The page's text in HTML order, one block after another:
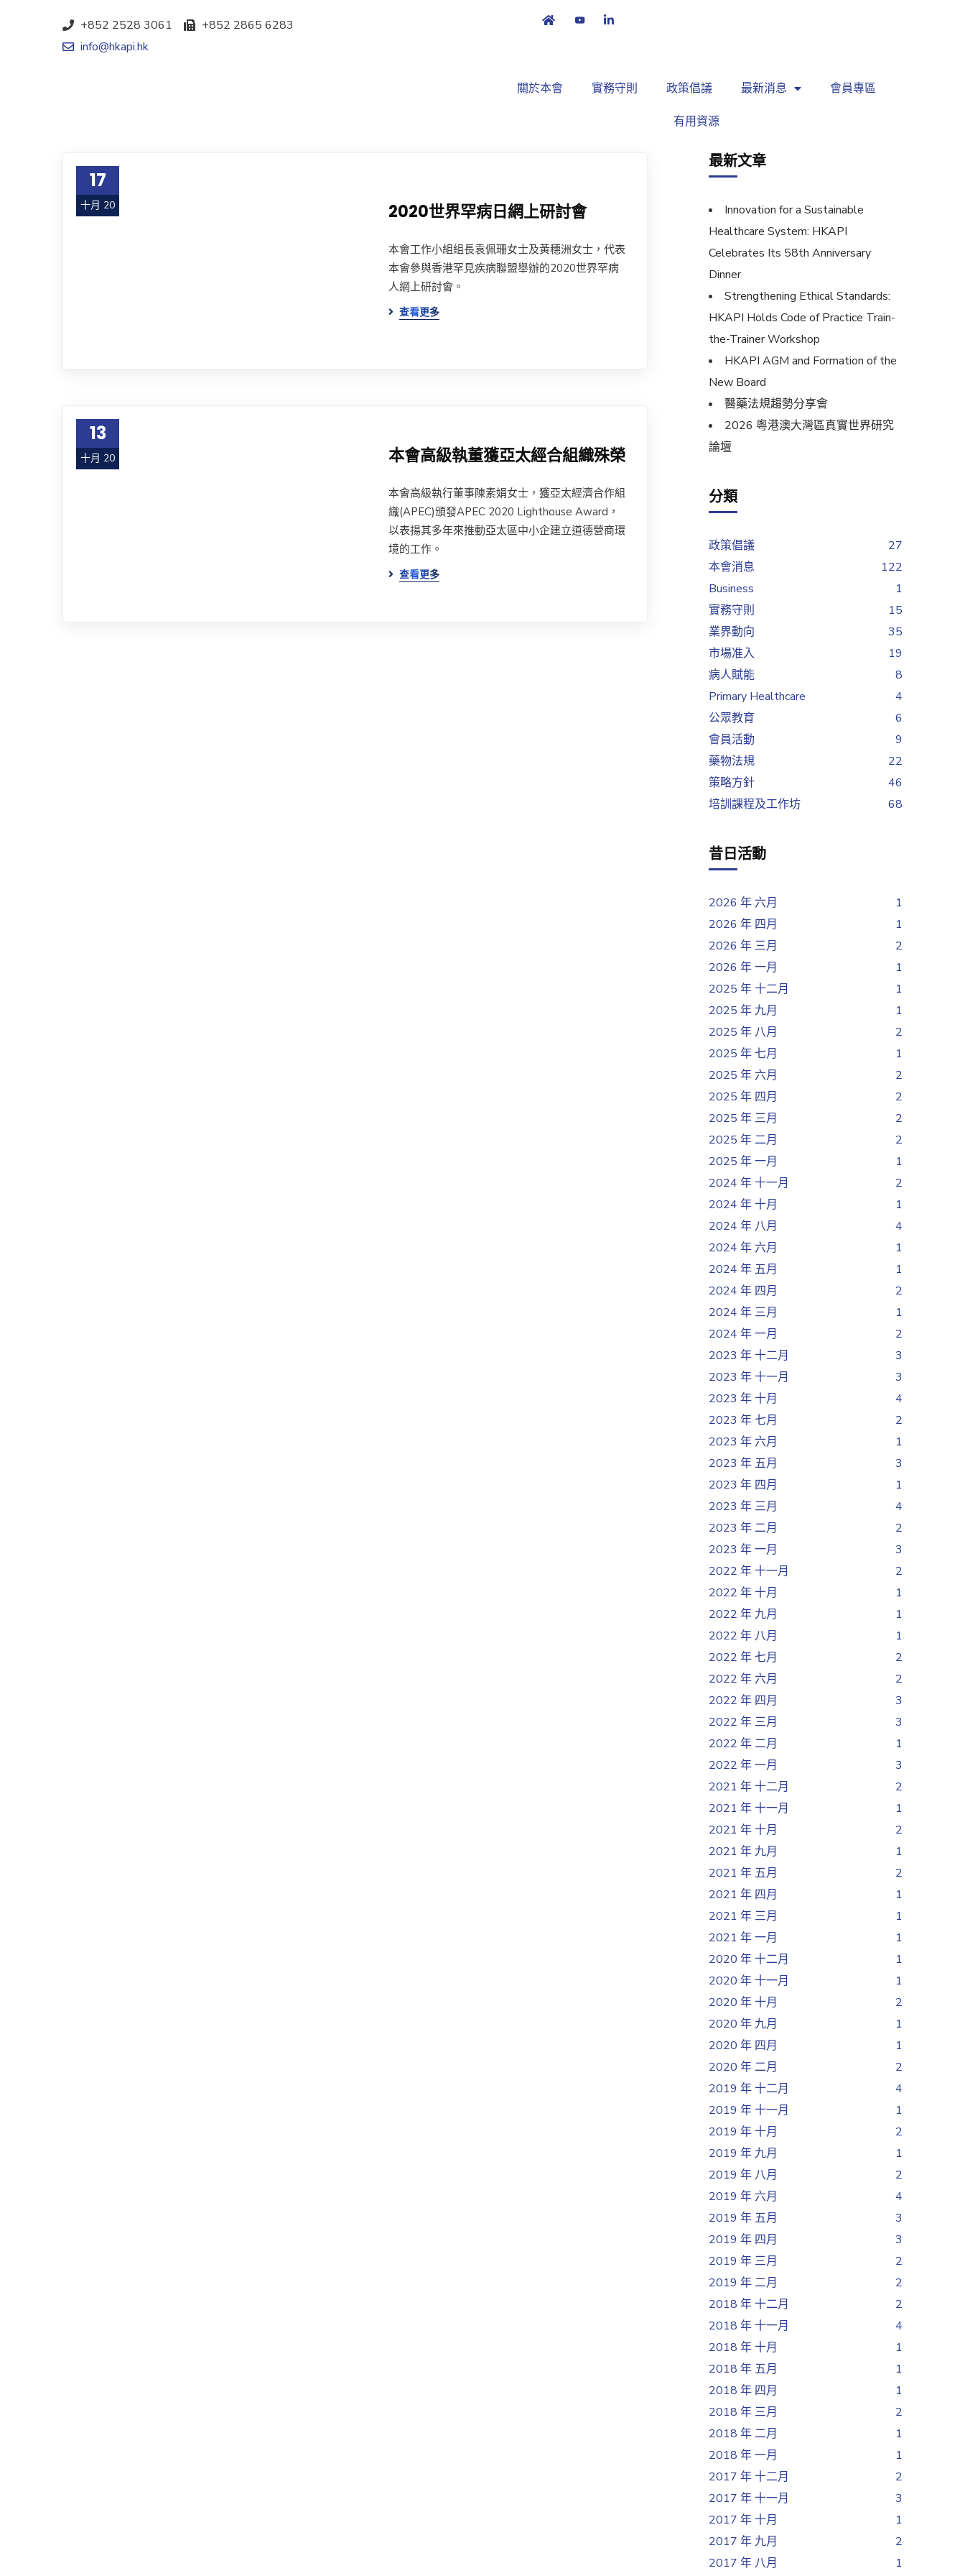
+852 2528 3061
+852 2865 6283
info@hkapi.hk
關於本會 實務守則 政策倡議 最新消息 會員專區
有用資源
17
十月 20 2020世界罕病日網上研討會
本會工作小組組長袁佩珊女士及黃穗洲女士，代表
本會參與香港罕見疾病聯盟舉辦的2020世界罕病
人網上研討會。
查看更多
13
十月 20 本會高級執董獲亞太經合組織殊榮
本會高級執行董事陳素娟女士，獲亞太經濟合作組
織(APEC)頒發APEC 2020 Lighthouse Award，
以表揚其多年來推動亞太區中小企建立道德營商環
境的工作。
查看更多
最新文章
Innovation for a Sustainable
Healthcare System: HKAPI
Celebrates Its 58th Anniversary
Dinner
Strengthening Ethical Standards:
HKAPI Holds Code of Practice Train-
the-Trainer Workshop
HKAPI AGM and Formation of the
New Board
醫藥法規趨勢分享會
2026 粵港澳大灣區真實世界研究
論壇
分類
政策倡議
27
本會消息
122
Business
1
實務守則
15
業界動向
35
市場准入
19
病人賦能
8
Primary Healthcare
4
公眾教育
6
會員活動
9
藥物法規
22
策略方針
46
培訓課程及工作坊
68
昔日活動
2026 年 六月
1
2026 年 四月
1
2026 年 三月
2
2026 年 一月
1
2025 年 十二月
1
2025 年 九月
1
2025 年 八月
2
2025 年 七月
1
2025 年 六月
2
2025 年 四月
2
2025 年 三月
2
2025 年 二月
2
2025 年 一月
1
2024 年 十一月
2
2024 年 十月
1
2024 年 八月
4
2024 年 六月
1
2024 年 五月
1
2024 年 四月
2
2024 年 三月
1
2024 年 一月
2
2023 年 十二月
3
2023 年 十一月
3
2023 年 十月
4
2023 年 七月
2
2023 年 六月
1
2023 年 五月
3
2023 年 四月
1
2023 年 三月
4
2023 年 二月
2
2023 年 一月
3
2022 年 十一月
2
2022 年 十月
1
2022 年 九月
1
2022 年 八月
1
2022 年 七月
2
2022 年 六月
2
2022 年 四月
3
2022 年 三月
3
2022 年 二月
1
2022 年 一月
3
2021 年 十二月
2
2021 年 十一月
1
2021 年 十月
2
2021 年 九月
1
2021 年 五月
2
2021 年 四月
1
2021 年 三月
1
2021 年 一月
1
2020 年 十二月
1
2020 年 十一月
1
2020 年 十月
2
2020 年 九月
1
2020 年 四月
1
2020 年 二月
2
2019 年 十二月
4
2019 年 十一月
1
2019 年 十月
2
2019 年 九月
1
2019 年 八月
2
2019 年 六月
4
2019 年 五月
3
2019 年 四月
3
2019 年 三月
2
2019 年 二月
2
2018 年 十二月
2
2018 年 十一月
4
2018 年 十月
1
2018 年 五月
1
2018 年 四月
1
2018 年 三月
2
2018 年 二月
1
2018 年 一月
1
2017 年 十二月
2
2017 年 十一月
3
2017 年 十月
1
2017 年 九月
2
2017 年 八月
1